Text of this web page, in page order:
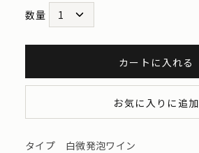
数量
カートに入れる
お気に入りに追加
タイプ 白微発泡ワイン